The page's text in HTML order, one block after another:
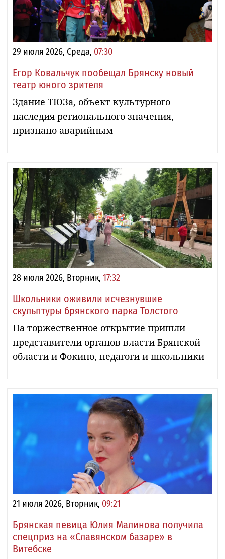
29 июля 2026, Среда, 07:30
Егор Ковальчук пообещал Брянску новый
театр юного зрителя
Здание ТЮЗа, объект культурного
наследия регионального значения,
признано аварийным
28 июля 2026, Вторник, 17:32
Школьники оживили исчезнувшие
скульптуры брянского парка Толстого
На торжественное открытие пришли
представители органов власти Брянской
области и Фокино, педагоги и школьники
21 июля 2026, Вторник, 09:21
Брянская певица Юлия Малинова получила
спецприз на «Славянском базаре» в
Витебске